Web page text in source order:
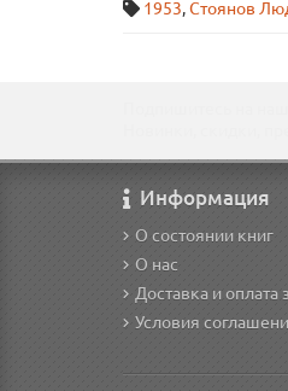
1953,Стоянов
Информация
О состоянии книг
О нас
Доставка и оплата
Условия